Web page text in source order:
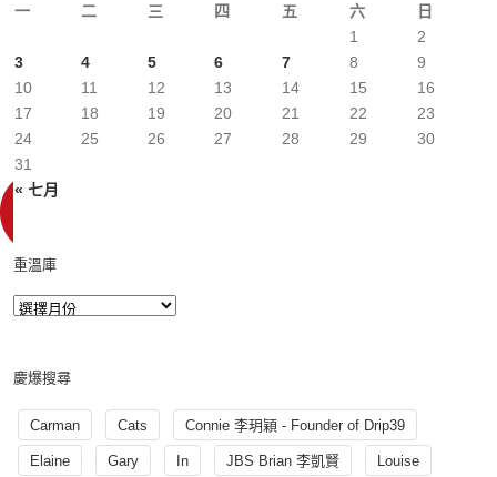
一
二 三 四 五 六 日
« 七月
1
2
3
4 5 6 7 8
9
10
11 12 13 14 15
16
17
18 19 20 21 22
23
24
25 26 27 28 29
30
31
重溫庫
慶爆搜尋
Carman Cats Connie 李玥穎 - Founder of Drip39
Elaine Gary In JBS Brian 李凱賢 Louise